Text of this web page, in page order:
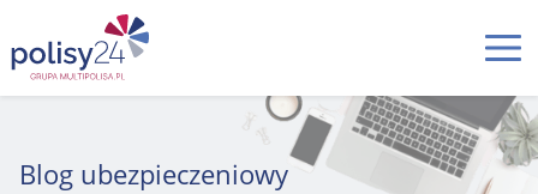
Blog ubezpieczeniowy